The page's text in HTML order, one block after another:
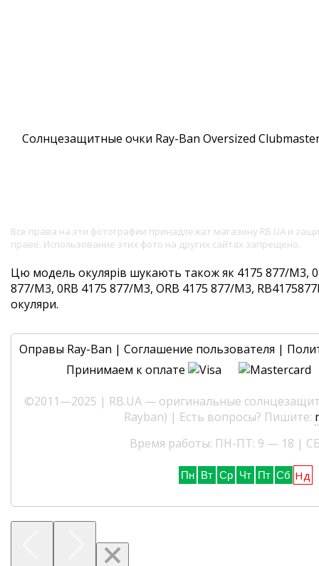
Все права на эти фотографии принадлежат магазину RB.UA и
праве. Использование этих фото на других сайтах запрещено.
Цю модель окулярів шукають також як 4175 877/M3,
877/M3, 0RB 4175 877/M3, ORB 4175 877/M3,
окуляри.
Оправы Ray-Ban | Соглашение пользователя |
Принимаем к оплате
©2011—2025 | RB.UA — оригинальные
Rayban) | Есть вопросы? Пишите:
Время работы: ПН-ПТ: 9 — 18 |
Пн Вт Ср Чт Пт Сб Нд